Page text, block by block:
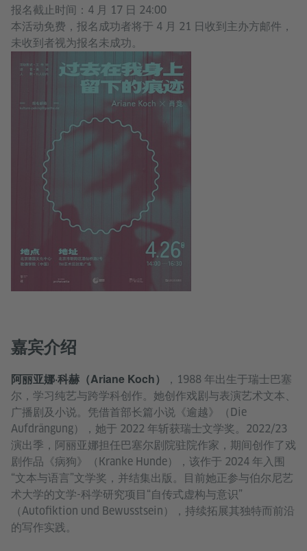
报名截止时间：4 月 17 日 24:00
本活动免费，报名成功者将于 4 月 21 日收到主办方邮件，
未收到者视为报名未成功。
嘉宾介绍
阿丽亚娜·科赫（Ariane Koch）
，1988 年出生于瑞士巴塞
尔，学习纯艺与跨学科创作。她创作戏剧与表演艺术文本、
广播剧及小说。凭借首部长篇小说《逾越》（Die
Aufdrängung），她于 2022 年斩获瑞士文学奖。2022/23
演出季，阿丽亚娜担任巴塞尔剧院驻院作家，期间创作了戏
剧作品《病狗》（Kranke Hunde），该作于 2024 年入围
“文本与语言”文学奖，并结集出版。目前她正参与伯尔尼艺
术大学的文学-科学研究项目“自传式虚构与意识”
（Autofiktion und Bewusstsein），持续拓展其独特而前沿
的写作实践。